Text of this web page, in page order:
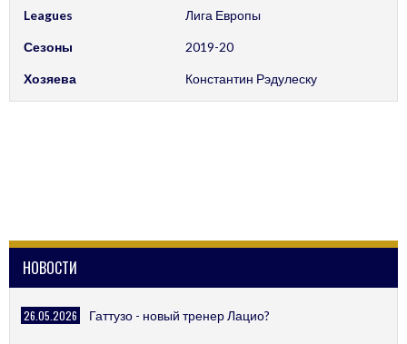
Leagues Лига Европы
Сезоны 2019-20
Хозяева Константин Рэдулеску
НОВОСТИ
26.05.2026 Гаттузо - новый тренер Лацио?